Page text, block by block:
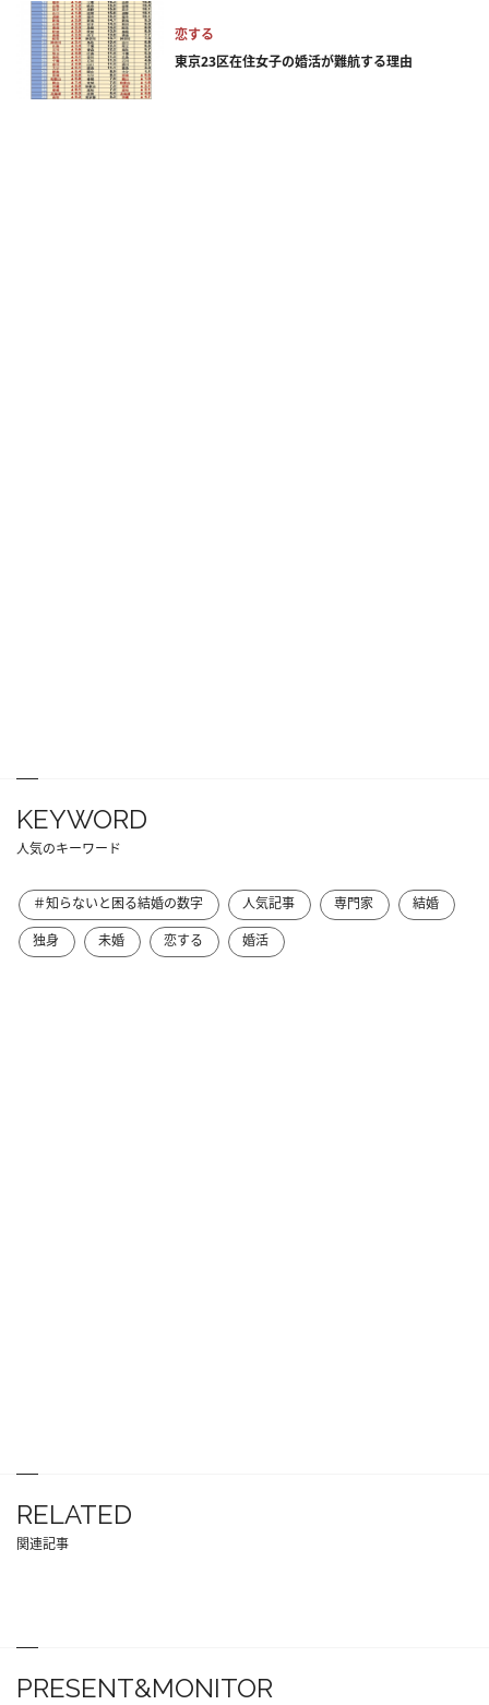
恋する
東京23区在住女子の婚活が難航する理由
KEYWORD
人気のキーワード
＃知らないと困る結婚の数字 人気記事 専門家
結婚
独身
未婚 恋する 婚活
RELATED
関連記事
PRESENT&MONITOR